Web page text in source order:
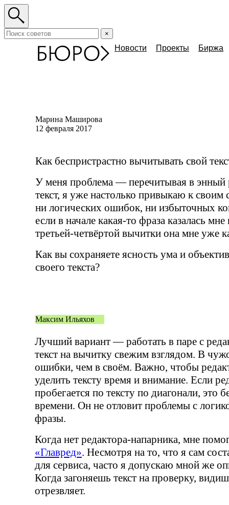
×
Новости Проекты Биржа
Марина Маширова
12 февраля 2017
Как беспристрастно вычитывать свой
У меня проблема — перечитывая в энный
текст, я уже настолько привыкаю к своим
ни логических ошибок, ни избыточных
если в начале какая-то фраза казалась
третьей-четвёртой вычитки она мне уже
Как вы сохраняете ясность ума и
своего текста?
Максим Ильяхов
Лучший вариант — работать в паре с
текст на вычитку свежим взглядом. В
ошибки, чем в своём. Важно, чтобы
уделить тексту время и внимание. Если
пробегается по тексту по диагонали, это
времени. Он не отловит проблемы с
фразы.
Когда нет редактора-напарника, мне
«Главред». Несмотря на то, что я сам
для сервиса, часто я допускаю мной же
Когда загоняешь текст на проверку,
отрезвляет.